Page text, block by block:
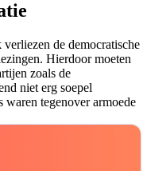
de democratische
Hierdoor moeten
zoals de
niet erg soepel
waren tegenover armoede